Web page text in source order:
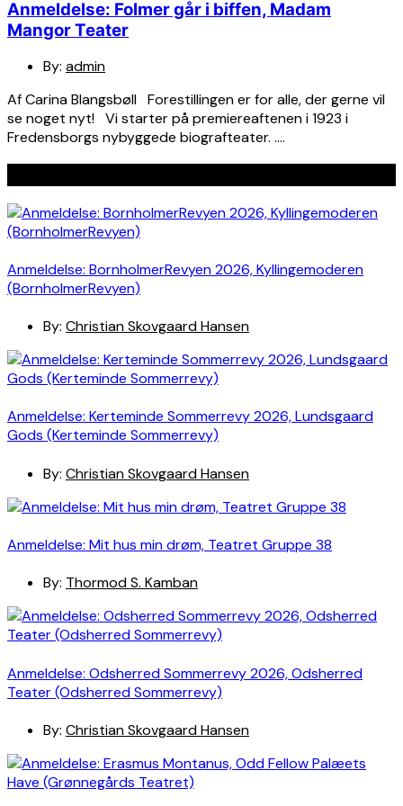
Anmeldelse: Folmer går i biffen, Madam
Mangor Teater
By: admin
Af Carina Blangsbøll Forestillingen er for alle, der gerne vil
se noget nyt! Vi starter på premiereaftenen i 1923 i
Fredensborgs nybyggede biografteater. ….
Anmeldelse: BornholmerRevyen 2026, Kyllingemoderen
(BornholmerRevyen)
By: Christian Skovgaard Hansen
Anmeldelse: Kerteminde Sommerrevy 2026, Lundsgaard
Gods (Kerteminde Sommerrevy)
By: Christian Skovgaard Hansen
Anmeldelse: Mit hus min drøm, Teatret Gruppe 38
By: Thormod S. Kamban
Anmeldelse: Odsherred Sommerrevy 2026, Odsherred
Teater (Odsherred Sommerrevy)
By: Christian Skovgaard Hansen